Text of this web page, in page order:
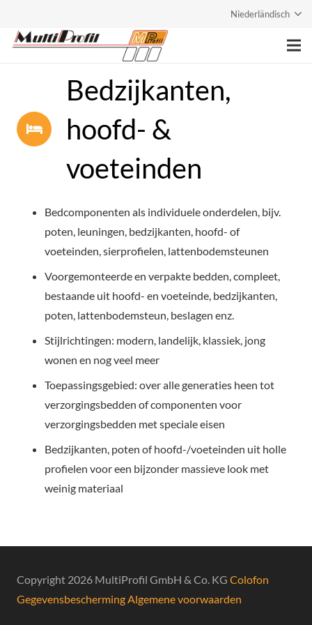
Niederländisch
Hoofdpagina
Onderneming
Diensten
Contact
Bedzijkanten,
hoofd- &
voeteinden
Bedcomponenten als individuele onderdelen, bijv.
poten, leuningen, bedzijkanten, hoofd- of
voeteinden, sierprofielen, lattenbodemsteunen
Voorgemonteerde en verpakte bedden, compleet,
bestaande uit hoofd- en voeteinde, bedzijkanten,
poten, lattenbodemsteun, beslagen enz.
Stijlrichtingen: modern, landelijk, klassiek, jong
wonen en nog veel meer
Toepassingsgebied: over alle generaties heen tot
verzorgingsbedden of componenten voor
verzorgingsbedden met speciale eisen
Bedzijkanten, poten of hoofd-/voeteinden uit holle
profielen voor een bijzonder massieve look met
weinig materiaal
Copyright 2026 MultiProfil GmbH & Co. KG Colofon
Gegevensbescherming Algemene voorwaarden